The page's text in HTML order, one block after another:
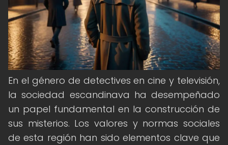
En el género de detectives en cine y televisión,
la sociedad escandinava ha desempeñado
un papel fundamental en la construcción de
sus misterios. Los valores y normas sociales
de esta región han sido elementos clave que